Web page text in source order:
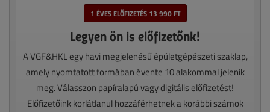
1 ÉVES ELŐFIZETÉS 13 990 FT
Legyen ön is előfizetőnk!
A VGF&HKL egy havi megjelenésű épületgépészeti szaklap,
amely nyomtatott formában évente 10 alakommal jelenik
meg. Válasszon papíralapú vagy digitális előfizetést!
Előfizetőink korlátlanul hozzáférhetnek a korábbi számok